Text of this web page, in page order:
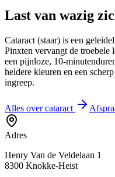
Last van wazig
Cataract (staar) is een
Pinxten vervangt de troebele
een pijnloze, 10-
heldere kleuren en een
ingreep.
Alles over cataract
Adres
Henry Van de Veldelaan 1
8300 Knokke-Heist